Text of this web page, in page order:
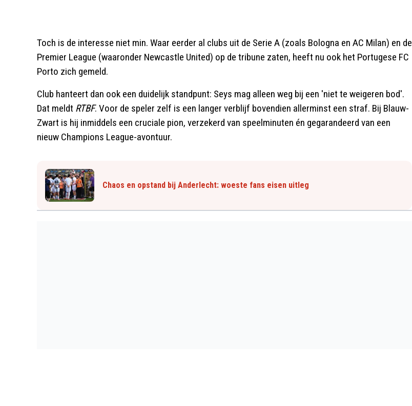
Toch is de interesse niet min. Waar eerder al clubs uit de Serie A (zoals Bologna en AC Milan) en de
Premier League (waaronder Newcastle United) op de tribune zaten, heeft nu ook het Portugese FC
Porto zich gemeld.
Club hanteert dan ook een duidelijk standpunt: Seys mag alleen weg bij een 'niet te weigeren bod'.
Dat meldt RTBF. Voor de speler zelf is een langer verblijf bovendien allerminst een straf. Bij Blauw-
Zwart is hij inmiddels een cruciale pion, verzekerd van speelminuten én gegarandeerd van een
nieuw Champions League-avontuur.
Chaos en opstand bij Anderlecht: woeste fans eisen uitleg